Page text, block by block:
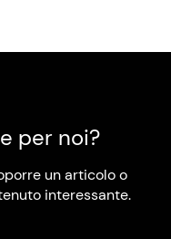
per noi?
un articolo o
interessante.